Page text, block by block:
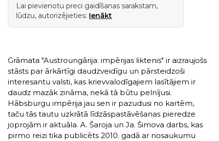
Lai pievienotu preci gaidīšanas sarakstam,
lūdzu, autorizējieties: Ienākt
Grāmata "Austroungārija: impērijas liktenis" ir aizraujošs
stāsts par ārkārtīgi daudzveidīgu un pārsteidzoši
interesantu valsti, kas krievvalodīgajiem lasītājiem ir
daudz mazāk zināma, nekā tā būtu pelnījusi.
Hābsburgu impērija jau sen ir pazudusi no kartēm,
taču tās tautu uzkrātā līdzāspastāvēšanas pieredze
joprojām ir aktuāla. A. Šaroja un Ja. Šimova darbs, kas
pirmo reizi tika publicēts 2010. gadā ar nosaukumu